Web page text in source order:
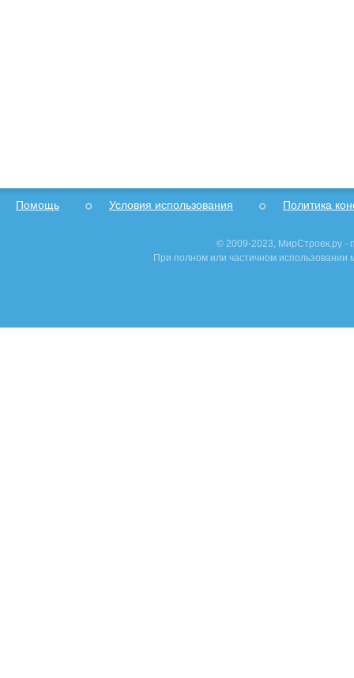
Помощь Условия использования Политика
© 2009-2023, МирСтроек.ру -
При полном или частичном использовании